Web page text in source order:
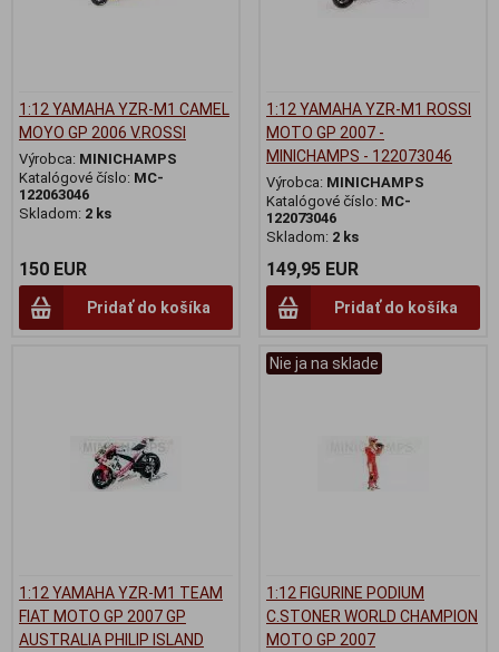
1:12 YAMAHA YZR-M1 CAMEL
MOYO GP 2006 V.ROSSI
Výrobca: MINICHAMPS
Katalógové číslo: MC-
122063046
Skladom: 2 ks
150 EUR
Pridať do košíka
1:12 YAMAHA YZR-M1 ROSSI
MOTO GP 2007 -
MINICHAMPS - 122073046
Výrobca: MINICHAMPS
Katalógové číslo: MC-
122073046
Skladom: 2 ks
149,95 EUR
Pridať do košíka
1:12 YAMAHA YZR-M1 TEAM
FIAT MOTO GP 2007 GP
AUSTRALIA PHILIP ISLAND
Nie ja na sklade
1:12 FIGURINE PODIUM
C.STONER WORLD CHAMPION
MOTO GP 2007